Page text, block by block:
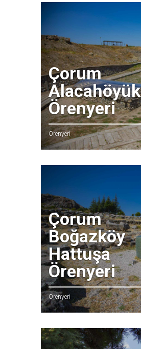
Çorum
Alacahöyük
Örenyeri
Örenyeri
Çorum
Boğazköy
Hattuşa
Örenyeri
Örenyeri